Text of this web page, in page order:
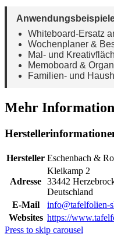
Whiteboard-Ersatz
Wochenplaner &
Mal- und
Memoboard &
Familien- und
Mehr
Hersteller Eschenbach &
Adresse
Kleikamp 2
33442
Deutschland
E-Mail
info@tafelfolien-
Websites https://
Press to skip carousel